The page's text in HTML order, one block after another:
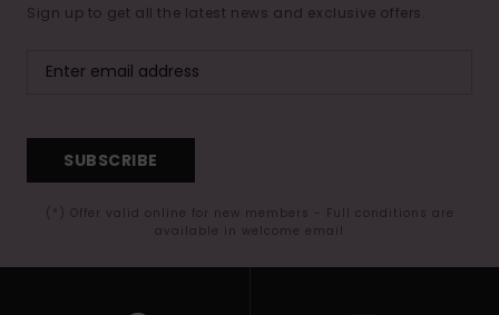
Sign up to get all the latest news and exclusive offers.
SUBSCRIBE
(*) Offer valid online for new members - Full conditions are
available in welcome email